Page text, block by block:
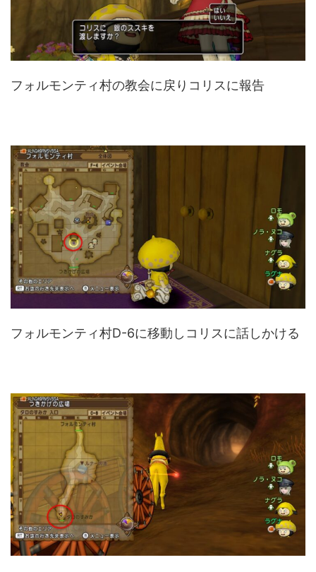
フォルモンティ村の教会に戻りコリスに報告
フォルモンティ村D-6に移動しコリスに話しかける